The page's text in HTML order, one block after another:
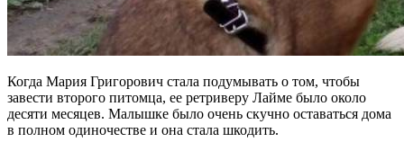
Когда Мария Григорович стала подумывать о том, чтобы
завести второго питомца, ее ретриверу Лайме было около
десяти месяцев. Малышке было очень скучно оставаться дома
в полном одиночестве и она стала шкодить.